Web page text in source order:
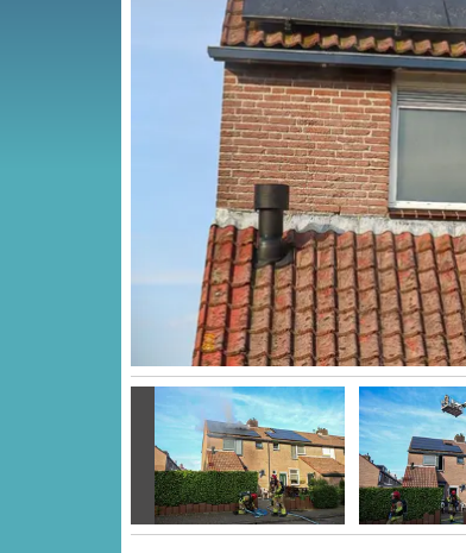
Vorige